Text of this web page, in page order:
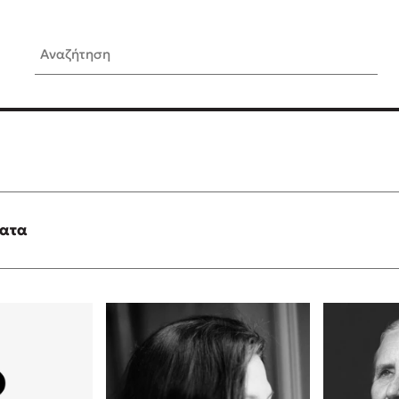
Αναζήτηση
είναι «το πρόβλημα»
Τι είναι η
Δανάη Δεληγεώργη απαντά!
Συγχαρητήρια, Πέθανες!